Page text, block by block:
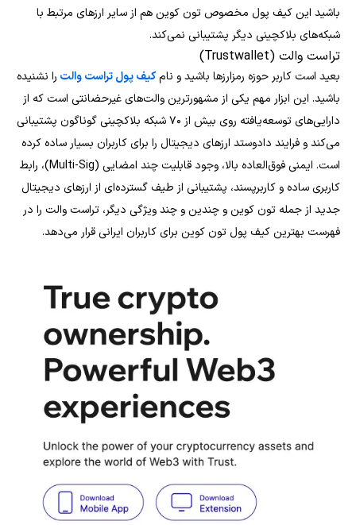
باشید این کیف پول مخصوص تون کوین هم از سایر ارزهای مرتبط با
شبکه‌های بلاکچینی دیگر پشتیبانی نمی‌کند.
تراست والت (Trustwallet)
بعید است کاربر حوزه رمزارزها باشید و نامکیف پول تراست والت را نشنیده
باشید. این ابزار مهم یکی از مشهورترین والت‌های غیرحضانتی است که از
دارایی‌های توسعه‌یافته روی بیش از ۷۰ شبکه بلاکچینی گوناگون پشتیبانی
می‌کند و فرایند دادوستد ارزهای دیجیتال را برای کاربران بسیار ساده کرده
است. ایمنی فوق‌العاده بالا، وجود قابلیت چند امضایی (Multi-Sig)، رابط
کاربری ساده و کاربرپسند، پشتیبانی از طیف گسترده‌ای از ارزهای دیجیتال
جدید از جمله تون کوین و چندین و چند ویژگی دیگر، تراست والت را در
فهرست بهترین کیف پول تون کوین برای کاربران ایرانی قرار می‌دهد.